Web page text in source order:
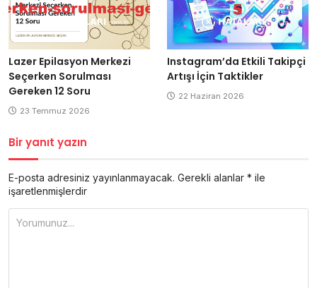
Lazer Epilasyon Merkezi
Seçerken Sorulması
Gereken 12 Soru
23 Temmuz 2026
Instagram’da Etkili Takipçi
Artışı İçin Taktikler
22 Haziran 2026
Bir yanıt yazın
E-posta adresiniz yayınlanmayacak. Gerekli alanlar * ile
işaretlenmişlerdir